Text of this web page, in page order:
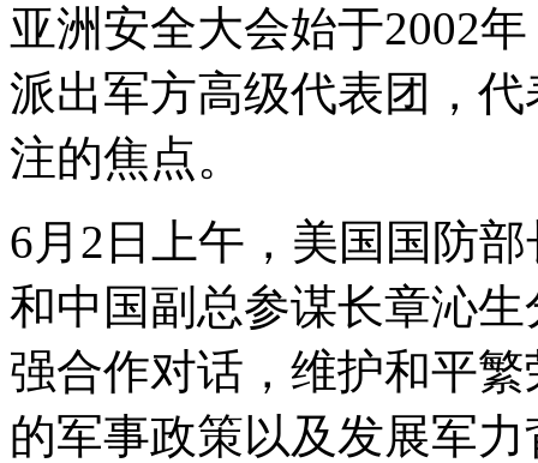
亚洲安全大会始于2002
派出军方高级代表团，
注的焦点。
6月2日上午，美国国防
和中国副总参谋长章沁
强合作对话，维护和平
的军事政策以及发展军